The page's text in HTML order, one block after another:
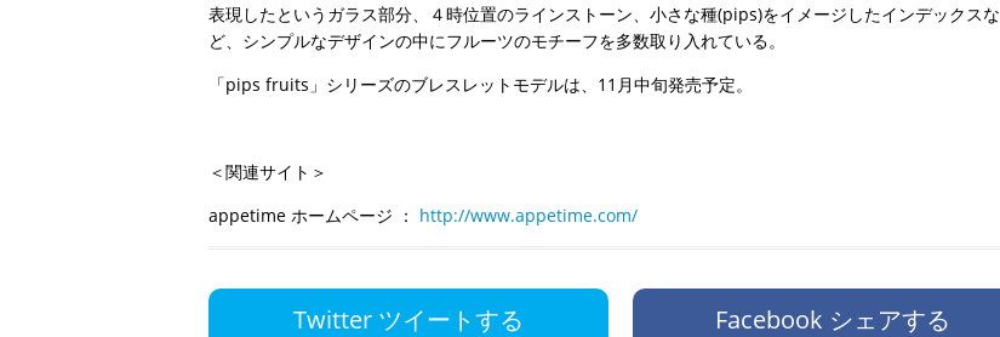
表現したというガラス部分、４時位置のラインストーン、小さな種(pips)をイメージしたインデックスな
ど、シンプルなデザインの中にフルーツのモチーフを多数取り入れている。
「pips fruits」シリーズのブレスレットモデルは、11月中旬発売予定。
＜関連サイト＞
appetime ホームページ ： http://www.appetime.com/
Twitter ツイートする Facebook シェアする